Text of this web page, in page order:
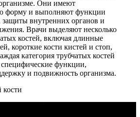
Они имеют
форму и выполняют функции
защиты внутренних органов и
Врачи выделяют несколько
костей, включая длинные
короткие кости кистей и стоп,
категория трубчатых костей
функции,
и подвижность организма.